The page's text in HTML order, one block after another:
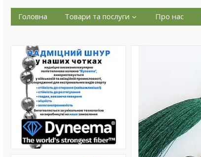
Головна Товари та послуги Про нас